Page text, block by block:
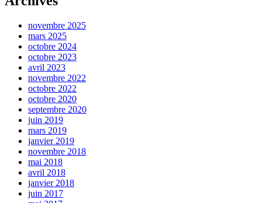
novembre 2025
mars 2025
octobre 2024
octobre 2023
avril 2023
novembre 2022
octobre 2022
octobre 2020
septembre 2020
juin 2019
mars 2019
janvier 2019
novembre 2018
mai 2018
avril 2018
janvier 2018
juin 2017